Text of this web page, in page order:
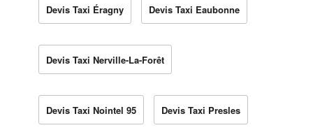
Devis Taxi Éragny Devis Taxi Eaubonne
Devis Taxi Nerville-La-Forêt
Devis Taxi Nointel 95 Devis Taxi Presles